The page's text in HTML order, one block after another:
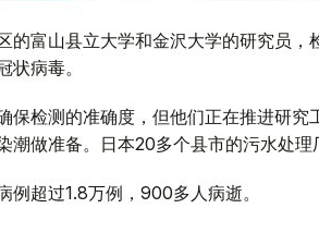
的富山县立大学和金沢大学的研究员，
病毒。
保检测的准确度，但他们正在推进研究
潮做准备。日本20多个县市的污水处理
超过1.8万例，900多人病逝。